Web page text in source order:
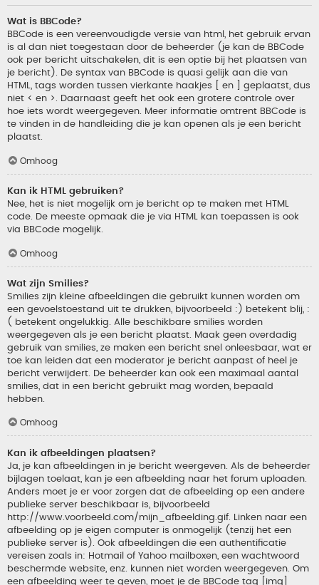
Wat is BBCode?
BBCode is een vereenvoudigde versie van html, het gebruik ervan
is al dan niet toegestaan door de beheerder (je kan de BBCode
ook per bericht uitschakelen, dit is een optie bij het plaatsen van
je bericht). De syntax van BBCode is quasi gelijk aan die van
HTML, tags worden tussen vierkante haakjes [ en ] geplaatst, dus
niet < en >. Daarnaast geeft het ook een grotere controle over
hoe iets wordt weergegeven. Meer informatie omtrent BBCode is
te vinden in de handleiding die je kan openen als je een bericht
plaatst.
Omhoog
Kan ik HTML gebruiken?
Nee, het is niet mogelijk om je bericht op te maken met HTML
code. De meeste opmaak die je via HTML kan toepassen is ook
via BBCode mogelijk.
Omhoog
Wat zijn Smilies?
Smilies zijn kleine afbeeldingen die gebruikt kunnen worden om
een gevoelstoestand uit te drukken, bijvoorbeeld :) betekent blij, :
( betekent ongelukkig. Alle beschikbare smilies worden
weergegeven als je een bericht plaatst. Maak geen overdadig
gebruik van smilies, ze maken een bericht snel onleesbaar, wat er
toe kan leiden dat een moderator je bericht aanpast of heel je
bericht verwijdert. De beheerder kan ook een maximaal aantal
smilies, dat in een bericht gebruikt mag worden, bepaald
hebben.
Omhoog
Kan ik afbeeldingen plaatsen?
Ja, je kan afbeeldingen in je bericht weergeven. Als de beheerder
bijlagen toelaat, kan je een afbeelding naar het forum uploaden.
Anders moet je er voor zorgen dat de afbeelding op een andere
publieke server beschikbaar is, bijvoorbeeld
http://www.voorbeeld.com/mijn_afbeelding.gif. Linken naar een
afbeelding op je eigen computer is onmogelijk (tenzij het een
publieke server is). Ook afbeeldingen die een authentificatie
vereisen zoals in: Hotmail of Yahoo mailboxen, een wachtwoord
beschermde website, enz. kunnen niet worden weergegeven. Om
een afbeelding weer te geven, moet je de BBCode tag [img]